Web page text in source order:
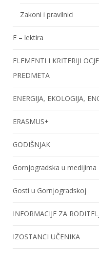
Zakoni i pravilnici
E – lektira
ELEMENTI I KRITERIJI
PREDMETA
ENERGIJA, EKOLOGIJA,
ERASMUS+
GODIŠNJAK
Gornjogradska u medijima
Gosti u Gornjogradskoj
INFORMACIJE ZA
IZOSTANCI UČENIKA